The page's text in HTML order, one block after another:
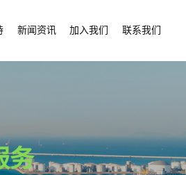
新闻资讯 加入我们 联系我们
务